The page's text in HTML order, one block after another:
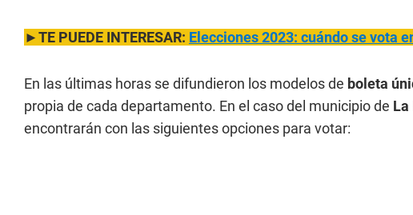
►TE PUEDE INTERESAR: Elecciones 2023: cuándo se vota
En las últimas horas se difundieron los modelos de boleta
propia de cada departamento. En el caso del municipio de La
encontrarán con las siguientes opciones para votar: